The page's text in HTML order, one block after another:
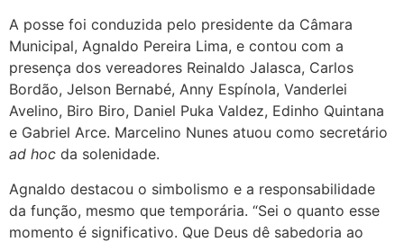
A posse foi conduzida pelo presidente da Câmara
Municipal, Agnaldo Pereira Lima, e contou com a
presença dos vereadores Reinaldo Jalasca, Carlos
Bordão, Jelson Bernabé, Anny Espínola, Vanderlei
Avelino, Biro Biro, Daniel Puka Valdez, Edinho Quintana
e Gabriel Arce. Marcelino Nunes atuou como secretário
ad hoc da solenidade.
Agnaldo destacou o simbolismo e a responsabilidade
da função, mesmo que temporária. “Sei o quanto esse
momento é significativo. Que Deus dê sabedoria ao